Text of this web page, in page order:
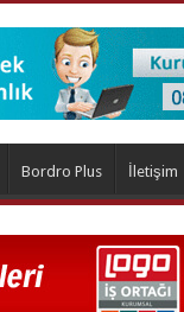
Bordro Plus İletişim